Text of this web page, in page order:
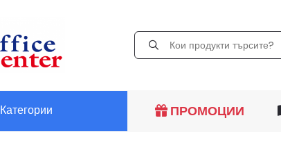
Категории ПРОМОЦИИ